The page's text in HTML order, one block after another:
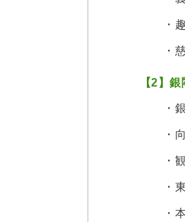
・
・
【2】
・
・
・
・
・